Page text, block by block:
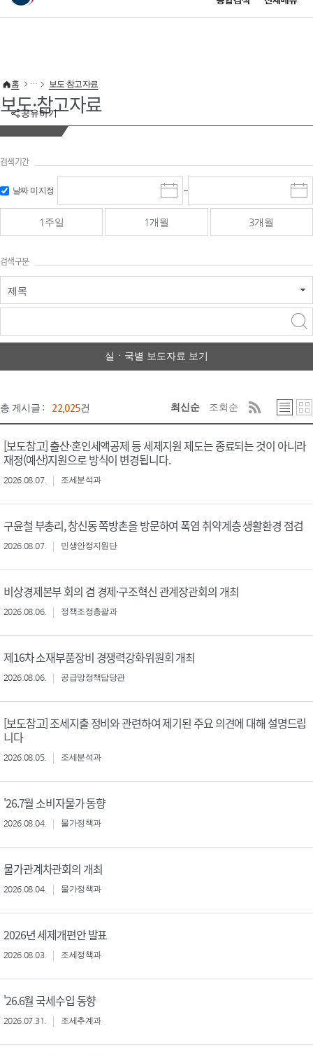
이 누리집은 대한민국 공식 전자정부 누리집입니다.
공유하기
홈 보도·참고자료
보도·참고자료
검색기간
날짜 미지정
시
작
일
선
~
종
료
선
1주일 1개월 3개월
검색구분
제목
실ㆍ국별 보도자료 보기
총 게시글 : 22,025건 최신순 조회순
[보도참고] 출산·혼인세액공제 등 세제지원 제도는 종료되는 것이 아니라
재정(예산)지원으로 방식이 변경됩니다.
2026.08.07. 조세분석과
구윤철 부총리, 창신동 쪽방촌을 방문하여 폭염 취약계층 생활환경 점검
2026.08.07. 민생안정지원단
비상경제본부 회의 겸 경제·구조혁신 관계장관회의 개최
2026.08.06. 정책조정총괄과
제16차 소재부품장비 경쟁력강화위원회 개최
2026.08.06. 공급망정책담당관
[보도참고] 조세지출 정비와 관련하여 제기된 주요 의견에 대해 설명드립
니다
2026.08.05. 조세분석과
'26.7월 소비자물가 동향
2026.08.04. 물가정책과
물가관계차관회의 개최
2026.08.04. 물가정책과
2026년 세제개편안 발표
2026.08.03. 조세정책과
'26.6월 국세수입 동향
2026.07.31. 조세추계과